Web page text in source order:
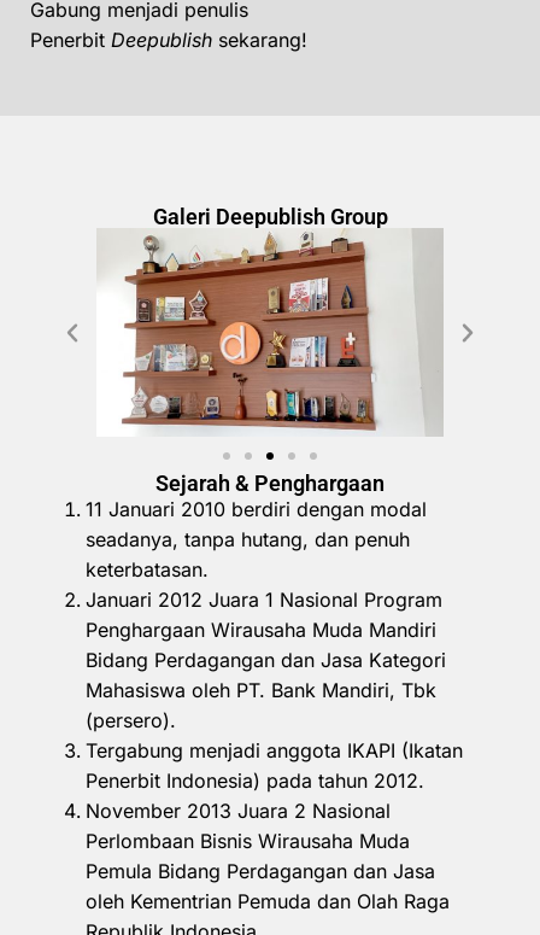
Gabung menjadi penulis
Penerbit Deepublish sekarang!
Galeri Deepublish Group
Sejarah & Penghargaan
11 Januari 2010 berdiri dengan modal
seadanya, tanpa hutang, dan penuh
keterbatasan.
Januari 2012 Juara 1 Nasional Program
Penghargaan Wirausaha Muda Mandiri
Bidang Perdagangan dan Jasa Kategori
Mahasiswa oleh PT. Bank Mandiri, Tbk
(persero).
Tergabung menjadi anggota IKAPI (Ikatan
Penerbit Indonesia) pada tahun 2012.
November 2013 Juara 2 Nasional
Perlombaan Bisnis Wirausaha Muda
Pemula Bidang Perdagangan dan Jasa
oleh Kementrian Pemuda dan Olah Raga